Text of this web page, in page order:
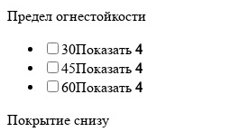
Предел огнестойкости
30Показать 4
45Показать 4
60Показать 4
Покрытие снизу